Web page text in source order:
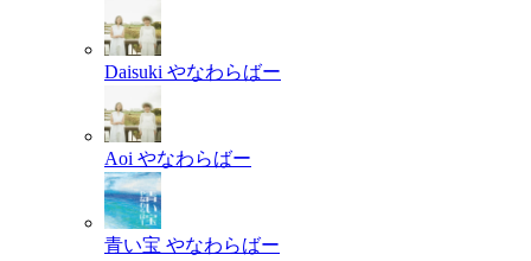
Daisuki やなわらばー
Aoi やなわらばー
青い宝 やなわらばー